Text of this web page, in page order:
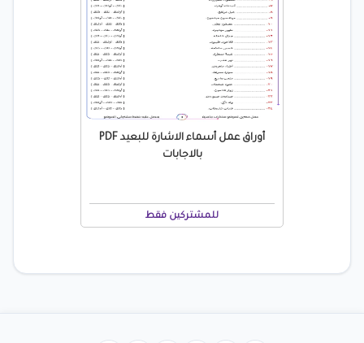
أوراق عمل أسماء الاشارة للبعيد PDF
بالاجابات
للمشتركين فقط